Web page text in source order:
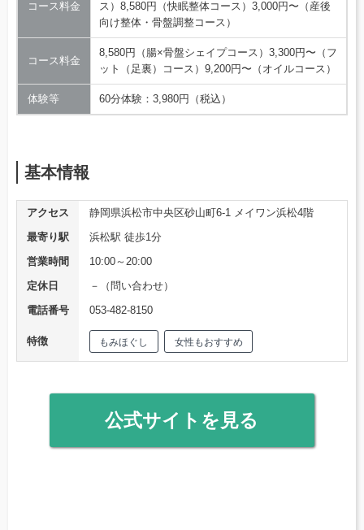
コース料金
ス）8,580円（快眠整体コース）3,000円〜（産後
向け整体・骨盤調整コース）
コース料金
8,580円（腸×骨盤シェイプコース）3,300円〜（フ
ット（足裏）コース）9,200円〜（オイルコース）
体験等 60分体験：3,980円（税込）
基本情報
アクセス
静岡県浜松市中央区砂山町6-1 メイワン浜松4階
最寄り駅
浜松駅 徒歩1分
営業時間
10:00～20:00
定休日
－（問い合わせ）
電話番号
053-482-8150
特徴 もみほぐし 女性もおすすめ
公式サイトを見る